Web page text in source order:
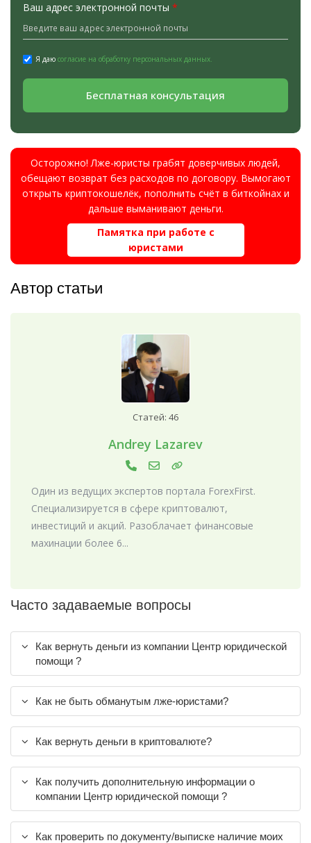
Ваш адрес электронной почты *
Я даю согласие на обработку персональных данных.
Бесплатная консультация
Осторожно! Лже-юристы грабят доверчивых людей,
обещают возврат без расходов по договору. Вымогают
открыть криптокошелёк, пополнить счёт в биткойнах и
дальше выманивают деньги.
Памятка при работе с
юристами
Автор статьи
Статей: 46
Andrey Lazarev
Один из ведущих экспертов портала ForexFirst.
Специализируется в сфере криптовалют,
инвестиций и акций. Разоблачает финансовые
махинации более 6...
Часто задаваемые вопросы
Как вернуть деньги из компании Центр юридической
помощи ?
Как не быть обманутым лже-юристами?
Как вернуть деньги в криптовалюте?
Как получить дополнительную информации о
компании Центр юридической помощи ?
Как проверить по документу/выписке наличие моих